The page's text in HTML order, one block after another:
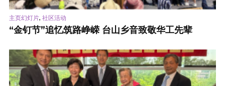
主页幻灯片, 社区活动
“金钉节”追忆筑路峥嵘 台山乡音致敬华工先辈